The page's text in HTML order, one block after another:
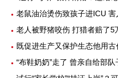
老人被野猪咬伤 打猎者赔了5
“布鞋奶奶”走了 曾亲自给部